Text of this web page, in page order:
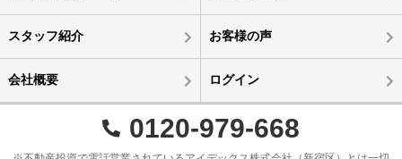
スタッフ紹介 お客様の声
会社概要 ログイン
0120-979-668